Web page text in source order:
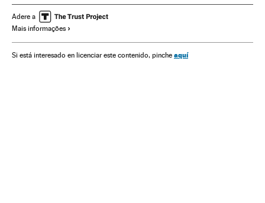
Transporte estrada Desastres
América Latina
Adere a
Mais informações
Si está interesado en licenciar este contenido, pinche aquí